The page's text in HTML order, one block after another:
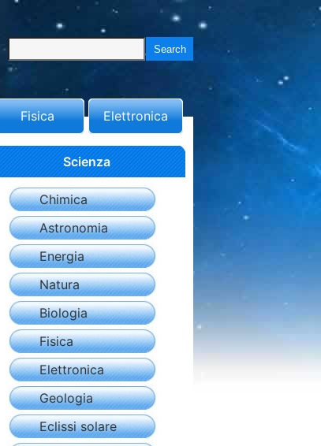
Fisica Elettronica
Scienza
Chimica
Astronomia
Energia
Natura
Biologia
Fisica
Elettronica
Geologia
Eclissi solare